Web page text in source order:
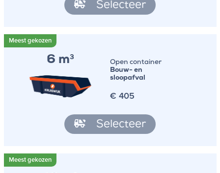
Selecteer
6 m3
Open container
Bouw- en
sloopafval
€ 405
Selecteer